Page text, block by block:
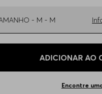
- M - M
ADICIONAR AO
Encontre